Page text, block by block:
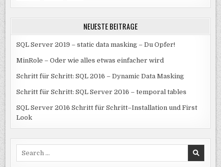
NEUESTE BEITRÄGE
SQL Server 2019 – static data masking – Du Opfer!
MinRole – Oder wie alles etwas einfacher wird
Schritt für Schritt: SQL 2016 – Dynamic Data Masking
Schritt für Schritt: SQL Server 2016 – temporal tables
SQL Server 2016 Schritt für Schritt–Installation und First
Look